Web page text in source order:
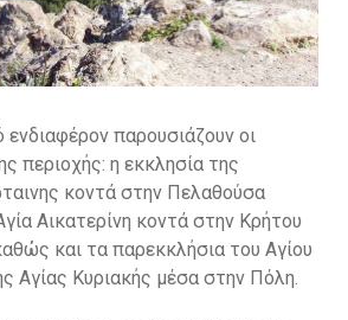
ενδιαφέρον παρουσιάζουν οι
περιοχής: η εκκλησία της
κοντά στην Πελαθούσα
Αικατερίνη κοντά στην Κρήτου
και τα παρεκκλήσια του Αγίου
Αγίας Κυριακής μέσα στην Πόλη.